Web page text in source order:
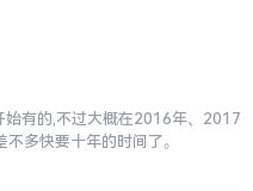
始有的,不过大概在2016年、2017
多快要十年的时间了。